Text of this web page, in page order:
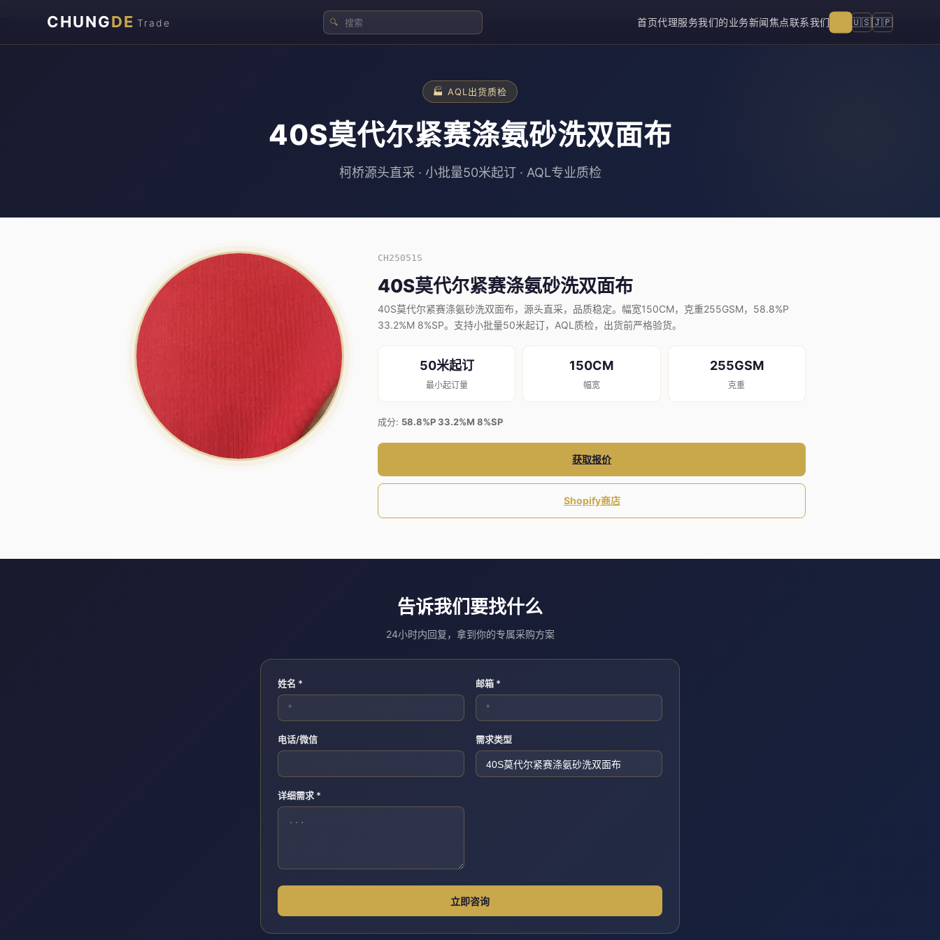
CHUNGDE Trade 🔍 首页代理服务我们的业务新闻焦点联系我们 🇺🇸🇯🇵
🏭 AQL出货质检
40S莫代尔紧赛涤氨砂洗双面布
柯桥源头直采 · 小批量50米起订 · AQL专业质检
CH25051S
40S莫代尔紧赛涤氨砂洗双面布
40S莫代尔紧赛涤氨砂洗双面布，源头直采，品质稳定。幅宽150CM，克重255GSM，58.8%P
33.2%M 8%SP。支持小批量50米起订，AQL质检，出货前严格验货。
50米起订
最小起订量
150CM
幅宽
255GSM
克重
成分: 58.8%P 33.2%M 8%SP
获取报价
Shopify商店
告诉我们要找什么
24小时内回复，拿到你的专属采购方案
姓名 * 邮箱 *
电话/微信 需求类型
详细需求 *
立即咨询